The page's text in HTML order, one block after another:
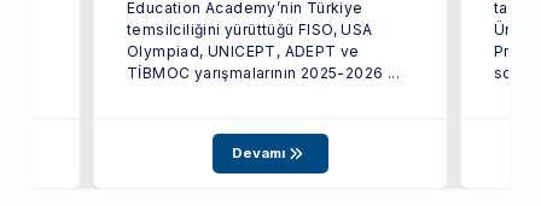
Education Academy’nin Türkiye
temsilciliğini yürüttüğü FISO, USA
Olympiad, UNICEPT, ADEPT ve
TİBMOC yarışmalarının 2025-2026 ...
Devamı